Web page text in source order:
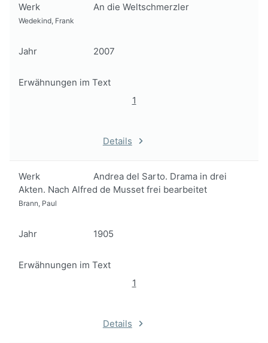
Werk An die Weltschmerzler
Wedekind, Frank
Jahr 2007
Erwähnungen im Text
1
Details
Werk
Andrea del Sarto. Drama in drei
Akten. Nach Alfred de Musset frei bearbeitet
Brann, Paul
Jahr 1905
Erwähnungen im Text
1
Details